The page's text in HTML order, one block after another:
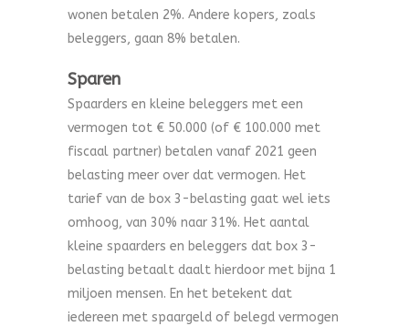
wonen betalen 2%. Andere kopers, zoals
beleggers, gaan 8% betalen.
Sparen
Spaarders en kleine beleggers met een
vermogen tot € 50.000 (of € 100.000 met
fiscaal partner) betalen vanaf 2021 geen
belasting meer over dat vermogen. Het
tarief van de box 3-belasting gaat wel iets
omhoog, van 30% naar 31%. Het aantal
kleine spaarders en beleggers dat box 3-
belasting betaalt daalt hierdoor met bijna 1
miljoen mensen. En het betekent dat
iedereen met spaargeld of belegd vermogen